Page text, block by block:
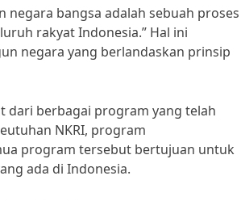
bangsa adalah sebuah proses
rakyat Indonesia.” Hal ini
negara yang berlandaskan prinsip
dari berbagai program yang telah
NKRI, program
program tersebut bertujuan untuk
ada di Indonesia.